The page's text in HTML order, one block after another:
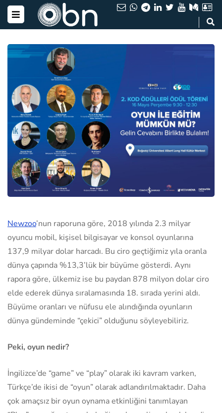
Newzoo’nun raporuna göre, 2018 yılında 2.3 milyar
oyuncu mobil, kişisel bilgisayar ve konsol oyunlarına
137,9 milyar dolar harcadı. Bu ciro geçtiğimiz yıla oranla
dünya çapında %13,3’lük bir büyüme gösterdi. Aynı
rapora göre, ülkemiz ise bu paydan 878 milyon dolar ciro
elde ederek dünya sıralamasında 18. sırada yerini aldı.
Büyüme oranları ve nüfusu ele alındığında oyunların
dünya gündeminde “çekici” olduğunu söyleyebiliriz.
Peki, oyun nedir?
İngilizce’de “game” ve “play” olarak iki kavram varken,
Türkçe’de ikisi de “oyun” olarak adlandırılmaktadır. Daha
çok amaçsız bir oyun oynama etkinliğini tanımlayan